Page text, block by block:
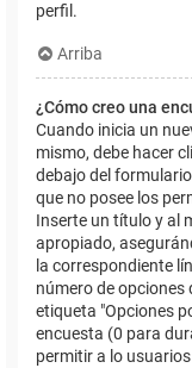
perfil.
Arriba
¿Cómo creo una
Cuando inicia un
mismo, debe hacer
debajo del
que no posee los
Inserte un título y al
apropiado,
la correspondiente
número de opciones
etiqueta "Opciones
encuesta (0 para
permitir a lo